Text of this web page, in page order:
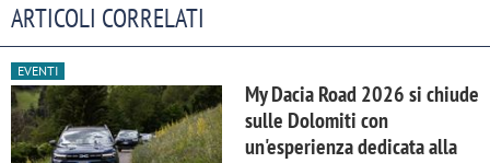
ARTICOLI CORRELATI
EVENTI
My Dacia Road 2026 si chiude
sulle Dolomiti con
un'esperienza dedicata alla